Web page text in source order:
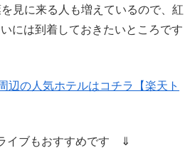
見に来る人も増えているので、紅
には到着しておきたいところです
辺の人気ホテルはコチラ【楽天ト
イブもおすすめです ⇓